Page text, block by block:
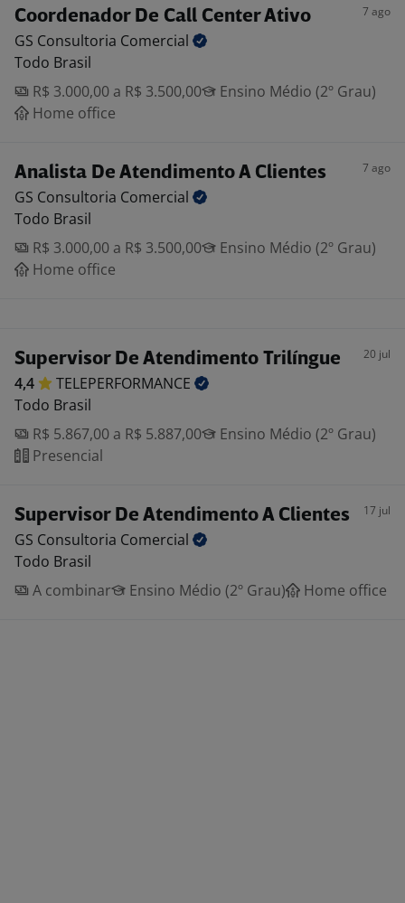
Coordenador De Call Center Ativo 7 ago
GS Consultoria Comercial
Todo Brasil
R$ 3.000,00 a R$ 3.500,00
Ensino Médio (2º Grau)
Home office
Analista De Atendimento A Clientes 7 ago
GS Consultoria Comercial
Todo Brasil
R$ 3.000,00 a R$ 3.500,00
Ensino Médio (2º Grau)
Home office
Supervisor De Atendimento Trilíngue 20 jul
4,4
TELEPERFORMANCE
Todo Brasil
R$ 5.867,00 a R$ 5.887,00
Ensino Médio (2º Grau)
Presencial
Supervisor De Atendimento A Clientes 17 jul
GS Consultoria Comercial
Todo Brasil
A combinar
Ensino Médio (2º Grau) Home office